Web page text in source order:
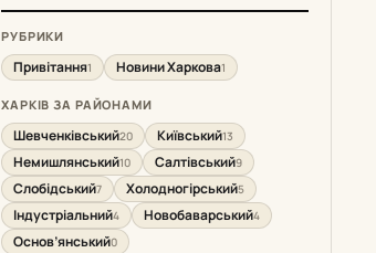
РУБРИКИ
Привітання1 Новини Харкова1
ХАРКІВ ЗА РАЙОНАМИ
Шевченківський20 Київський13
Немишлянський10 Салтівський9
Слобідський7 Холодногірський5
Індустріальний4 Новобаварський4
Основ’янський0